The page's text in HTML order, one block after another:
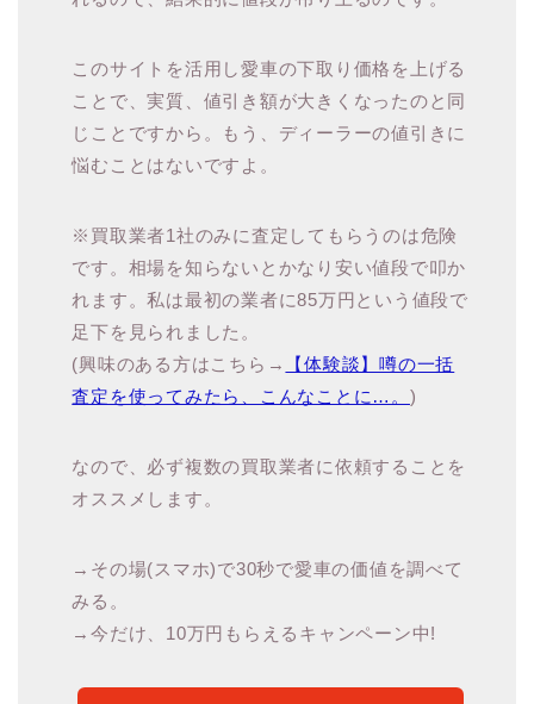
このサイトを活用し愛車の下取り価格を上げる
ことで、実質、値引き額が大きくなったのと同
じことですから。もう、ディーラーの値引きに
悩むことはないですよ。
※買取業者1社のみに査定してもらうのは危険
です。相場を知らないとかなり安い値段で叩か
れます。私は最初の業者に85万円という値段で
足下を見られました。
(興味のある方はこちら→
【体験談】噂の一括
査定を使ってみたら、こんなことに…。 )
なので、必ず複数の買取業者に依頼することを
オススメします。
→その場(スマホ)で30秒で愛車の価値を調べて
みる。
→今だけ、10万円もらえるキャンペーン中!